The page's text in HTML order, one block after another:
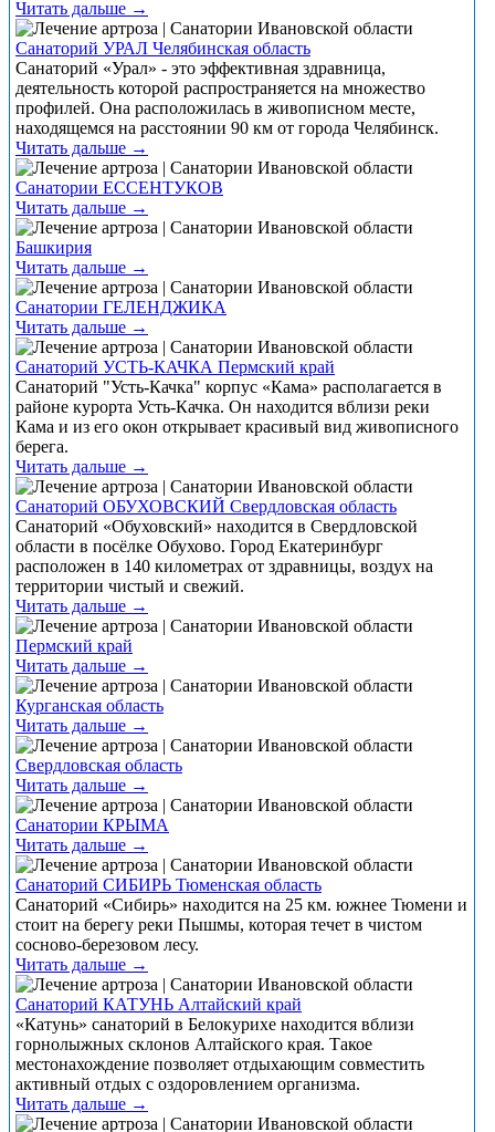
Читать дальше →
Санаторий УРАЛ Челябинская область
Санаторий «Урал» - это эффективная здравница,
деятельность которой распространяется на множество
профилей. Она расположилась в живописном месте,
находящемся на расстоянии 90 км от города Челябинск.
Читать дальше →
Санатории ЕССЕНТУКОВ
Читать дальше →
Башкирия
Читать дальше →
Санатории ГЕЛЕНДЖИКА
Читать дальше →
Санаторий УСТЬ-КАЧКА Пермский край
Санаторий "Усть-Качка" корпус «Кама» располагается в
районе курорта Усть-Качка. Он находится вблизи реки
Кама и из его окон открывает красивый вид живописного
берега.
Читать дальше →
Санаторий ОБУХОВСКИЙ Свердловская область
Санаторий «Обуховский» находится в Свердловской
области в посёлке Обухово. Город Екатеринбург
расположен в 140 километрах от здравницы, воздух на
территории чистый и свежий.
Читать дальше →
Пермский край
Читать дальше →
Курганская область
Читать дальше →
Свердловская область
Читать дальше →
Санатории КРЫМА
Читать дальше →
Санаторий СИБИРЬ Тюменская область
Санаторий «Сибирь» находится на 25 км. южнее Тюмени и
стоит на берегу реки Пышмы, которая течет в чистом
сосново-березовом лесу.
Читать дальше →
Санаторий КАТУНЬ Алтайский край
«Катунь» санаторий в Белокурихе находится вблизи
горнолыжных склонов Алтайского края. Такое
местонахождение позволяет отдыхающим совместить
активный отдых с оздоровлением организма.
Читать дальше →